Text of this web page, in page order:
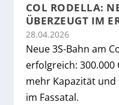
COL RODELLA:
ÜBERZEUGT IM
28.04.2026
Neue 3S-Bahn am
erfolgreich:
mehr Kapazität
im Fassatal.